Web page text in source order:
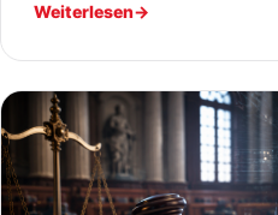
Weiterlesen→